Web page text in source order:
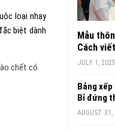
loại nhạy
biệt dành
chết có
Mẫu
Cách
JULY 1, 2025
Bảng
Bỉ đứng
AUGUST 31,